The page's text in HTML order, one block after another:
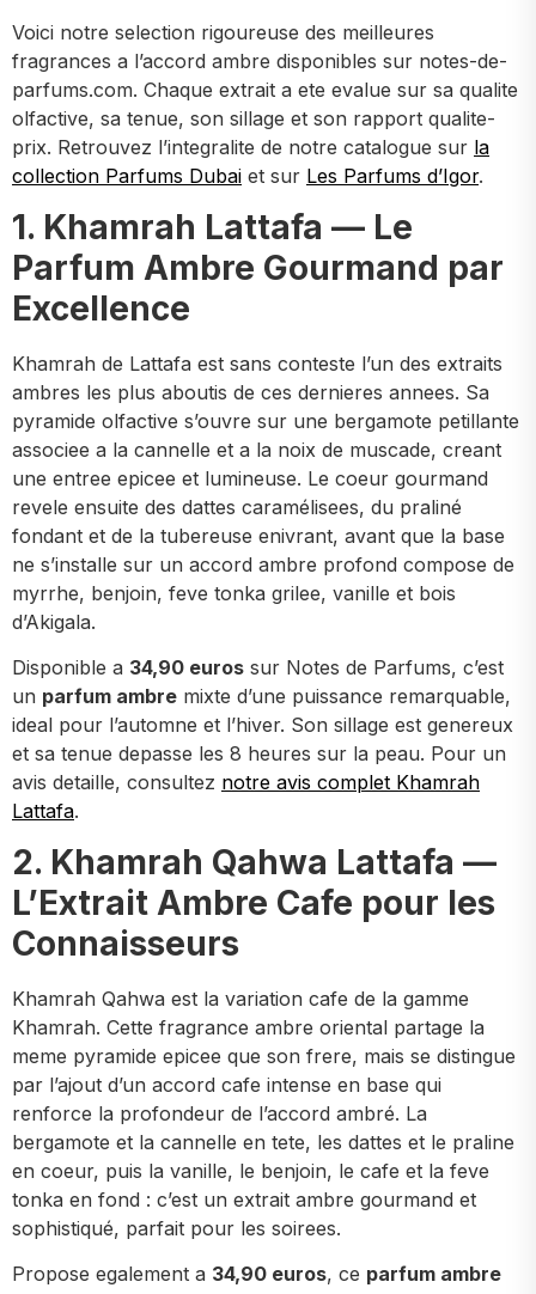
Voici notre selection rigoureuse des meilleures
fragrances a l’accord ambre disponibles sur notes-de-
parfums.com. Chaque extrait a ete evalue sur sa qualite
olfactive, sa tenue, son sillage et son rapport qualite-
prix. Retrouvez l’integralite de notre catalogue sur la
collection Parfums Dubai et sur Les Parfums d’Igor.
1. Khamrah Lattafa — Le
Parfum Ambre Gourmand par
Excellence
Khamrah de Lattafa est sans conteste l’un des extraits
ambres les plus aboutis de ces dernieres annees. Sa
pyramide olfactive s’ouvre sur une bergamote petillante
associee a la cannelle et a la noix de muscade, creant
une entree epicee et lumineuse. Le coeur gourmand
revele ensuite des dattes caramélisees, du praliné
fondant et de la tubereuse enivrant, avant que la base
ne s’installe sur un accord ambre profond compose de
myrrhe, benjoin, feve tonka grilee, vanille et bois
d’Akigala.
Disponible a 34,90 euros sur Notes de Parfums, c’est
un parfum ambre mixte d’une puissance remarquable,
ideal pour l’automne et l’hiver. Son sillage est genereux
et sa tenue depasse les 8 heures sur la peau. Pour un
avis detaille, consultez notre avis complet Khamrah
Lattafa.
2. Khamrah Qahwa Lattafa —
L’Extrait Ambre Cafe pour les
Connaisseurs
Khamrah Qahwa est la variation cafe de la gamme
Khamrah. Cette fragrance ambre oriental partage la
meme pyramide epicee que son frere, mais se distingue
par l’ajout d’un accord cafe intense en base qui
renforce la profondeur de l’accord ambré. La
bergamote et la cannelle en tete, les dattes et le praline
en coeur, puis la vanille, le benjoin, le cafe et la feve
tonka en fond : c’est un extrait ambre gourmand et
sophistiqué, parfait pour les soirees.
Propose egalement a 34,90 euros, ce parfum ambre